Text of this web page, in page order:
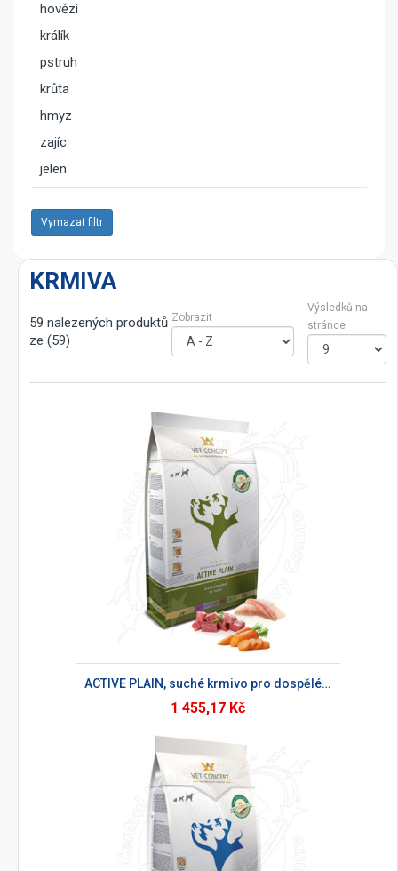
hovězí
králík
pstruh
krůta
hmyz
zajíc
jelen
Vymazat filtr
KRMIVA
59 nalezených produktů
ze (59)
Zobrazit
Výsledků na
stránce
ACTIVE PLAIN, suché krmivo pro dospělé psy
1 455,17 Kč